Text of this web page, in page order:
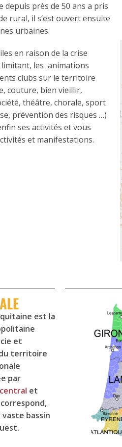
depuis près de 50 ans a pris
rural, il s’est ouvert ensuite
urbaines.
en raison de la crise
les animations
clubs sur le territoire
couture, bien vieillir,
théâtre, chorale, sport
prévention des risques …)
ses activités et vous
et manifestations.
est la
et
territoire
par
et
bassin